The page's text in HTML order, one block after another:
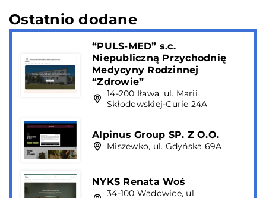
Ostatnio dodane
“PULS-MED” s.c.
Niepubliczną Przychodnię
Medycyny Rodzinnej
“Zdrowie”
14-200 Iława, ul. Marii
Skłodowskiej-Curie 24A
Alpinus Group SP. Z O.O.
Miszewko, ul. Gdyńska 69A
NYKS Renata Woś
34-100 Wadowice, ul.